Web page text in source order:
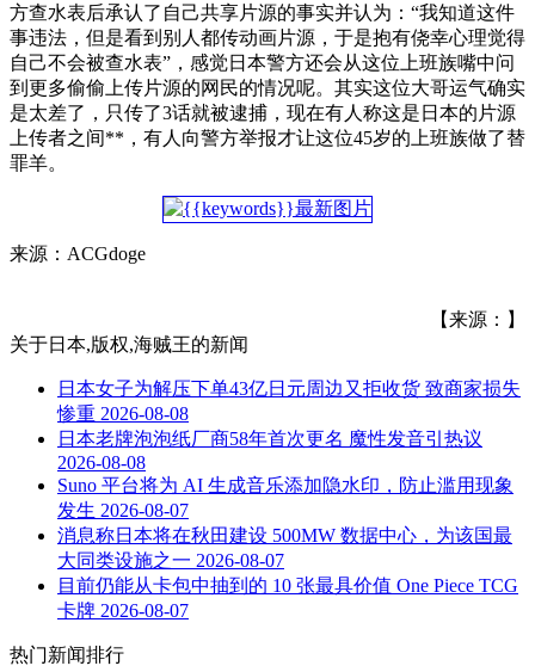
方查水表后承认了自己共享片源的事实并认为：“我知道这件
事违法，但是看到别人都传动画片源，于是抱有侥幸心理觉得
自己不会被查水表”，感觉日本警方还会从这位上班族嘴中问
到更多偷偷上传片源的网民的情况呢。其实这位大哥运气确实
是太差了，只传了3话就被逮捕，现在有人称这是日本的片源
上传者之间**，有人向警方举报才让这位45岁的上班族做了替
罪羊。
来源：ACGdoge
【来源：】
关于日本,版权,海贼王的新闻
日本女子为解压下单43亿日元周边又拒收货 致商家损失
惨重 2026-08-08
日本老牌泡泡纸厂商58年首次更名 魔性发音引热议
2026-08-08
Suno 平台将为 AI 生成音乐添加隐水印，防止滥用现象
发生 2026-08-07
消息称日本将在秋田建设 500MW 数据中心，为该国最
大同类设施之一 2026-08-07
目前仍能从卡包中抽到的 10 张最具价值 One Piece TCG
卡牌 2026-08-07
热门新闻排行